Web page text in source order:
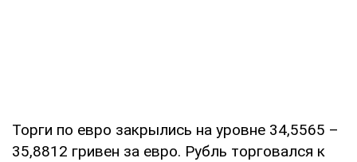
Торги по евро закрылись на уровне 34,5565 –
35,8812 гривен за евро. Рубль торговался к